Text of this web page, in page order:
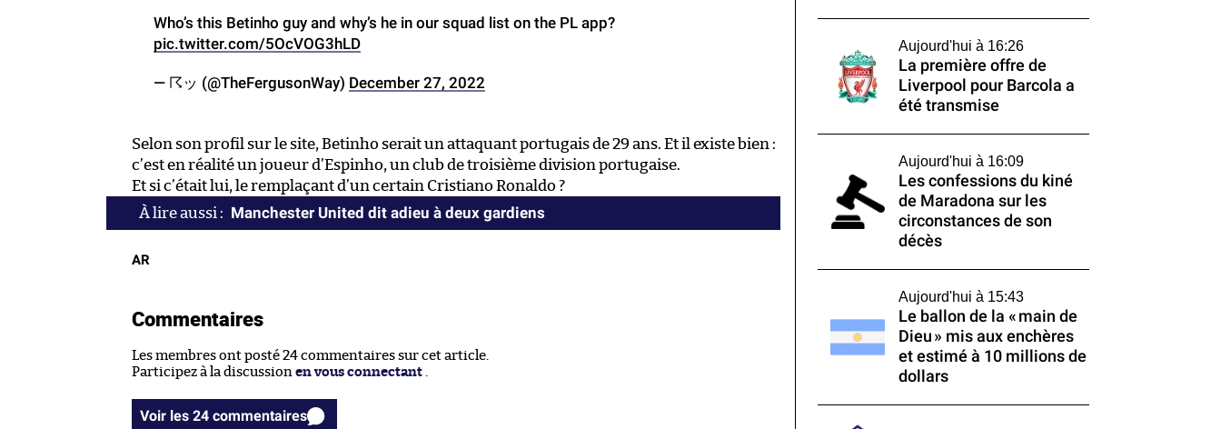
Who’s this Betinho guy and why’s he in our squad list on the PL app?
pic.twitter.com/5OcVOG3hLD
— ☈ッ (@TheFergusonWay) December 27, 2022
Selon son profil sur le site, Betinho serait un attaquant portugais de 29 ans. Et il existe bien :
c’est en réalité un joueur d’Espinho, un club de troisième division portugaise.
Et si c’était lui, le remplaçant d’un certain Cristiano Ronaldo ?
Manchester United dit adieu à deux gardiens
AR
Commentaires
Les membres ont posté 24 commentaires sur cet article.
Participez à la discussion en vous connectant
Voir les 24 commentaires
Aujourd'hui à 16:26
La première offre de
Liverpool pour Barcola a
été transmise
Aujourd'hui à 16:09
Les confessions du kiné
de Maradona sur les
circonstances de son
décès
Aujourd'hui à 15:43
Le ballon de la « main de
Dieu » mis aux enchères
et estimé à 10 millions de
dollars